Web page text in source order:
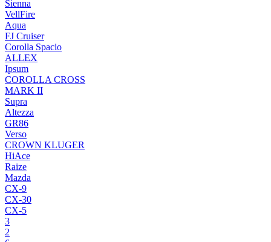
Sienna
VellFire
Aqua
FJ Cruiser
Corolla Spacio
ALLEX
Ipsum
COROLLA CROSS
MARK II
Supra
Altezza
GR86
Verso
CROWN KLUGER
HiAce
Raize
Mazda
CX-9
CX-30
CX-5
3
2